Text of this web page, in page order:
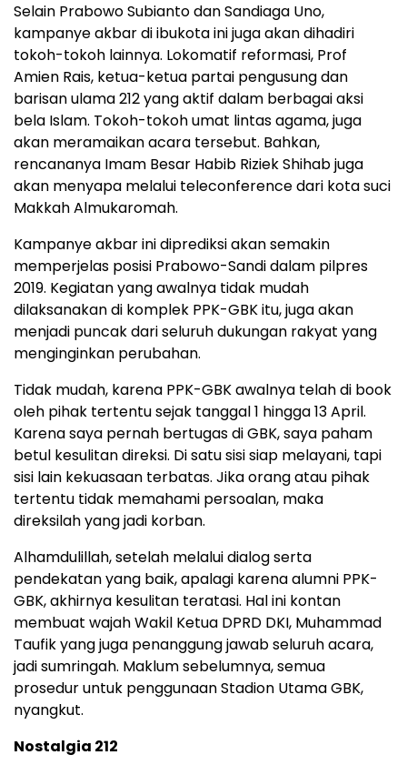
Selain Prabowo Subianto dan Sandiaga Uno,
kampanye akbar di ibukota ini juga akan dihadiri
tokoh-tokoh lainnya. Lokomatif reformasi, Prof
Amien Rais, ketua-ketua partai pengusung dan
barisan ulama 212 yang aktif dalam berbagai aksi
bela Islam. Tokoh-tokoh umat lintas agama, juga
akan meramaikan acara tersebut. Bahkan,
rencananya Imam Besar Habib Riziek Shihab juga
akan menyapa melalui teleconference dari kota suci
Makkah Almukaromah.
Kampanye akbar ini diprediksi akan semakin
memperjelas posisi Prabowo-Sandi dalam pilpres
2019. Kegiatan yang awalnya tidak mudah
dilaksanakan di komplek PPK-GBK itu, juga akan
menjadi puncak dari seluruh dukungan rakyat yang
menginginkan perubahan.
Tidak mudah, karena PPK-GBK awalnya telah di book
oleh pihak tertentu sejak tanggal 1 hingga 13 April.
Karena saya pernah bertugas di GBK, saya paham
betul kesulitan direksi. Di satu sisi siap melayani, tapi
sisi lain kekuasaan terbatas. Jika orang atau pihak
tertentu tidak memahami persoalan, maka
direksilah yang jadi korban.
Alhamdulillah, setelah melalui dialog serta
pendekatan yang baik, apalagi karena alumni PPK-
GBK, akhirnya kesulitan teratasi. Hal ini kontan
membuat wajah Wakil Ketua DPRD DKI, Muhammad
Taufik yang juga penanggung jawab seluruh acara,
jadi sumringah. Maklum sebelumnya, semua
prosedur untuk penggunaan Stadion Utama GBK,
nyangkut.
Nostalgia 212